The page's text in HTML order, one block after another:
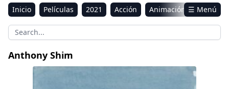
Inicio Películas 2021 Acción
Animación
Aventura
Ciencia ficción Comedia
Drama
Sci-Fi & Fantasy
☰ Menú
Anthony Shim
El que no soy